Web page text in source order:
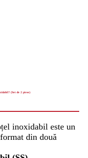
(Set de 2 piese)
inoxidabil este un
din două